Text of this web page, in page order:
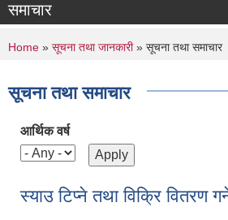
समाचार
You are here
Home » सूचना तथा जानकारी» सूचना तथा समाचार
सूचना तथा समाचार
आर्थिक वर्ष
स्याउ टिप्ने तथा विक्रि वितरण